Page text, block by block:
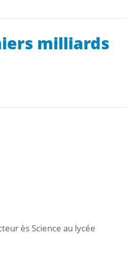
milliards
ès Science au lycée